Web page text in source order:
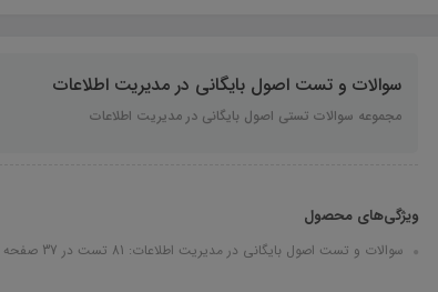
سوالات و تست اصول بایگانی در مدیریت اطلاعات
مجموعه سوالات تستی اصول بایگانی در مدیریت اطلاعات
ویژگی‌های محصول
سوالات و تست اصول بایگانی در مدیریت اطلاعات: 81 تست در 37 صفحه در قالب فایل pdf